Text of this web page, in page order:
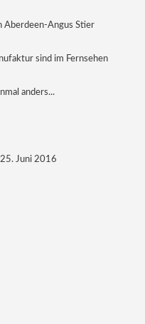
Aberdeen-Angus Stier
sind im Fernsehen
anders...
Juni 2016